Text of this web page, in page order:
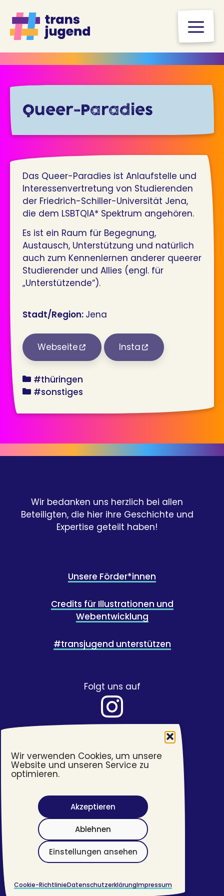
Wir verwenden Cookies, um unsere
Website und unseren Service zu
optimieren.
Akzeptieren
Ablehnen
Einstellungen ansehen
Cookie-RichtlinieDatenschutzerklärungImpressum
Inhalt
springen
Queer-Paradies
Das Queer-Paradies ist Anlaufstelle und
Interessenvertretung von Studierenden
der Friedrich-Schiller-Universität Jena,
die dem LSBTQIA* Spektrum angehören.
Es ist ein Raum für Begegnung,
Austausch, Unterstützung und natürlich
auch zum Kennenlernen anderer queerer
Studierender und Allies (engl. für
„Unterstützende“).
Stadt/Region: Jena
Webseite Insta
bundesland
#thüringen
angebot
#sonstiges
Wir bedanken uns herzlich bei allen
Beteiligten, die hier ihre Geschichte und
Expertise geteilt haben!
Unsere Förder*innen
Credits für Illustrationen und
Webentwicklung
#transjugend unterstützen
Folgt uns auf
Barrierefreiheit
Impressum
Datenschutzerklärung
©2026 #transjugend